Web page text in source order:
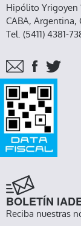
Hipólito Yrigoyen
CABA, Argentina,
Tel. (5411) 4381-
BOLETÍN
Reciba nuestras